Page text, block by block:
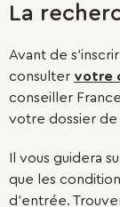
La
Avant de
consulter votre
conseiller
votre dossier de
Il vous guidera
que les
d'entrée.